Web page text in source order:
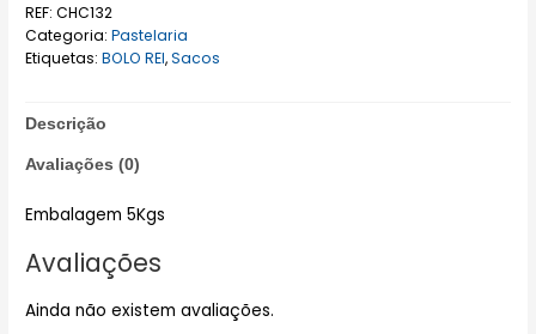
REF:CHC132
Categoria:Pastelaria
Etiquetas:BOLO REI,Sacos
Descrição
Avaliações (0)
Embalagem 5Kgs
Avaliações
Ainda não existem avaliações.